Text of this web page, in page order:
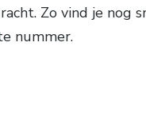
Zo vind je nog
nummer.